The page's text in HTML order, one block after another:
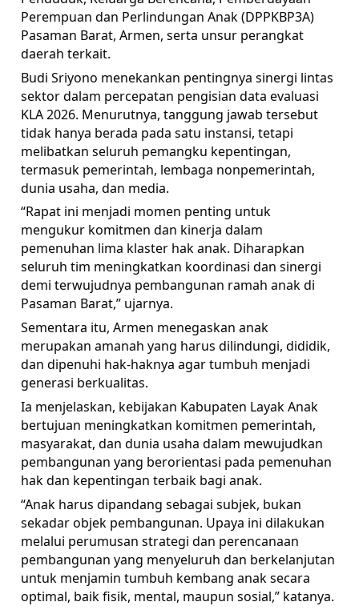
Perempuan dan Perlindungan Anak (DPPKBP3A)
Pasaman Barat, Armen, serta unsur perangkat
daerah terkait.
Budi Sriyono menekankan pentingnya sinergi lintas
sektor dalam percepatan pengisian data evaluasi
KLA 2026. Menurutnya, tanggung jawab tersebut
tidak hanya berada pada satu instansi, tetapi
melibatkan seluruh pemangku kepentingan,
termasuk pemerintah, lembaga nonpemerintah,
dunia usaha, dan media.
“Rapat ini menjadi momen penting untuk
mengukur komitmen dan kinerja dalam
pemenuhan lima klaster hak anak. Diharapkan
seluruh tim meningkatkan koordinasi dan sinergi
demi terwujudnya pembangunan ramah anak di
Pasaman Barat,” ujarnya.
Sementara itu, Armen menegaskan anak
merupakan amanah yang harus dilindungi, dididik,
dan dipenuhi hak-haknya agar tumbuh menjadi
generasi berkualitas.
Ia menjelaskan, kebijakan Kabupaten Layak Anak
bertujuan meningkatkan komitmen pemerintah,
masyarakat, dan dunia usaha dalam mewujudkan
pembangunan yang berorientasi pada pemenuhan
hak dan kepentingan terbaik bagi anak.
“Anak harus dipandang sebagai subjek, bukan
sekadar objek pembangunan. Upaya ini dilakukan
melalui perumusan strategi dan perencanaan
pembangunan yang menyeluruh dan berkelanjutan
untuk menjamin tumbuh kembang anak secara
optimal, baik fisik, mental, maupun sosial,” katanya.